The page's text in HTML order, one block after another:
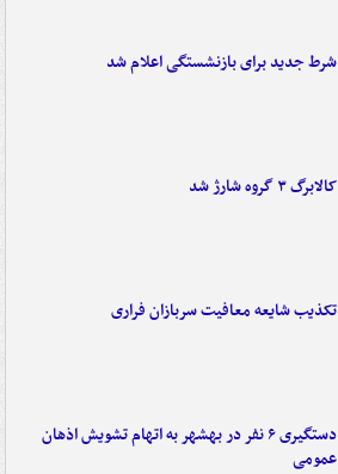
شرط جدید برای بازنشستگی اعلام شد
کالابرگ ۳ گروه شارژ شد
تکذیب شایعه معافیت سربازان فراری
دستگیری ۶ نفر در بهشهر به اتهام تشویش اذهان
عمومی